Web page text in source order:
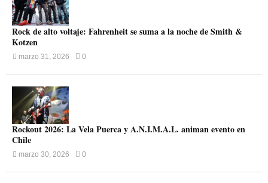
Rock de alto voltaje: Fahrenheit se suma a la noche de Smith &
Kotzen
marzo 31, 2026 0
Rockout 2026: La Vela Puerca y A.N.I.M.A.L. animan evento en
Chile
marzo 30, 2026 0